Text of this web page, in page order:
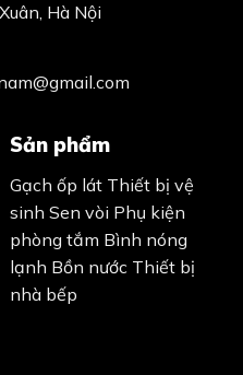
Hà Nội
Sản phẩm
Gạch ốp lát Thiết bị vệ
sinh Sen vòi Phụ kiện
phòng tắm Bình nóng
lạnh Bồn nước Thiết bị
nhà bếp